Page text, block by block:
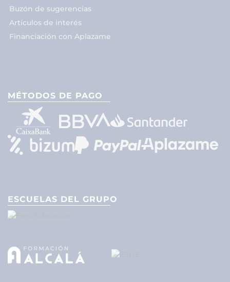
Buzón de sugerencias
Artículos de interés
Financiación con Aplazame
MÉTODOS DE PAGO
ESCUELAS DEL GRUPO